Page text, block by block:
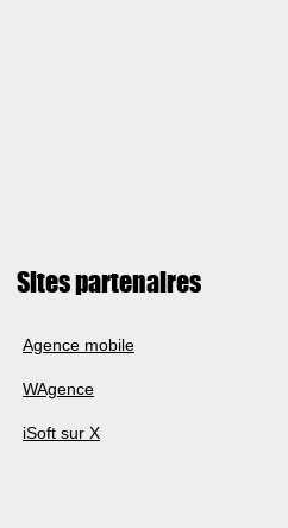
Sites partenaires
Agence mobile
WAgence
iSoft sur X